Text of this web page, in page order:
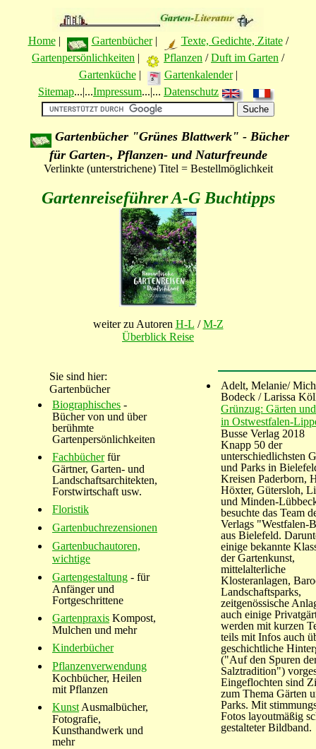
Home| Gartenbücher| Texte, Gedichte, Zitate/
Gartenpersönlichkeiten | Pflanzen /Duft im Garten /
Gartenküche| Gartenkalender|
Sitemap...|...Impressum...|... Datenschutz
Gartenbücher "Grünes Blattwerk" - Bücher
für Garten-, Pflanzen- und Naturfreunde
Verlinkte (unterstrichene) Titel = Bestellmöglichkeit
Gartenreiseführer A-G Buchtipps
weiter zu Autoren H-L /M-Z
Überblick Reise
Sie sind hier:
Gartenbücher
Biographisches -
Bücher von und über
berühmte
Gartenpersönlichkeiten
Fachbücherfür
Gärtner, Garten- und
Landschaftsarchitekten,
Forstwirtschaft usw.
Floristik
Gartenbuchrezensionen
Gartenbuchautoren,
wichtige
Gartengestaltung - für
Anfänger und
Fortgeschrittene
Gartenpraxis Kompost,
Mulchen und mehr
Kinderbücher
Pflanzenverwendung
Kochbücher, Heilen
mit Pflanzen
Kunst Ausmalbücher,
Fotografie,
Kunsthandwerk und
mehr
Adelt, Melanie/
Bodeck / Larissa
Grünzug: Gärten
in Ostwestfalen-
Busse Verlag 2018
Knapp 50 der
unterschiedlichsten
und Parks in
Kreisen Paderborn,
Höxter, Gütersloh,
und Minden-
besuchte das Team
Verlags "Westfalen-
aus Bielefeld.
einige bekannte
der Gartenkunst,
mittelalterliche
Klosteranlagen,
Landschaftsparks,
zeitgenössische
auch einige
werden mit kurzen
teils mit Infos auch
geschichtliche
("Auf den Spuren
Salztradition")
Eingeflochten sind
zum Thema Gärten
Parks. Mit
Fotos layoutmäßig
gestalteter Bildband.